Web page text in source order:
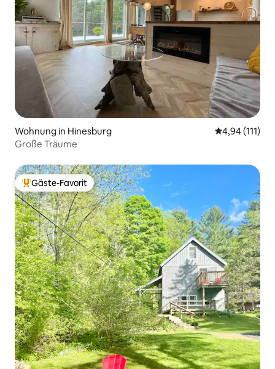
Wohnung in Hinesburg
4,94 (111)
Große Träume
Beliebter Gäste-Favorit.
Gäste-Favorit